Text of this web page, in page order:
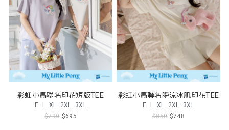
彩虹小馬聯名印花短版TEE
F L XL 2XL 3XL
$790 $695
彩虹小馬聯名瞬涼冰肌印花TEE
F L XL 2XL 3XL
$850 $748